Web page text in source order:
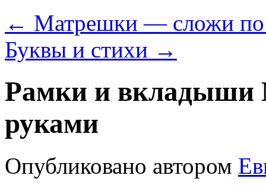
← Матрешки — сложи по
Буквы и стихи →
Рамки и вкладыши
руками
Опубликовано автором